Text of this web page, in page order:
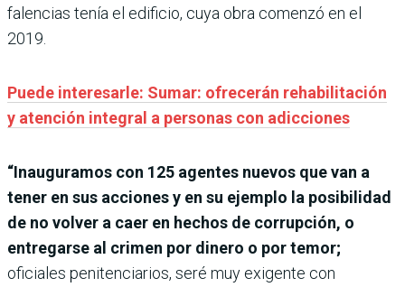
falencias tenía el edificio, cuya obra comenzó en el
2019.
Puede interesarle: Sumar: ofrecerán rehabilitación
y atención integral a personas con adicciones
“Inauguramos con 125 agentes nuevos que van a
tener en sus acciones y en su ejemplo la posibilidad
de no volver a caer en hechos de corrupción, o
entregarse al crimen por dinero o por temor;
oficiales penitenciarios, seré muy exigente con